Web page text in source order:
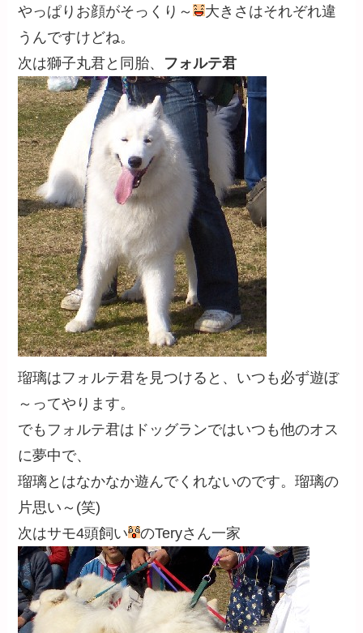
やっぱりお顔がそっくり～
大きさはそれぞれ違
うんですけどね。
次は獅子丸君と同胎、 フォルテ君
瑠璃はフォルテ君を見つけると、いつも必ず遊ぼ
～ってやります。
でもフォルテ君はドッグランではいつも他のオス
に夢中で、
瑠璃とはなかなか遊んでくれないのです。瑠璃の
片思い～(笑)
次はサモ4頭飼い
のTeryさん一家